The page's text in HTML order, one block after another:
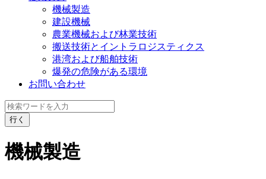
機械製造
建設機械
農業機械および林業技術
搬送技術とイントラロジスティクス
港湾および船舶技術
爆発の危険がある環境
お問い合わせ
行く
機械製造